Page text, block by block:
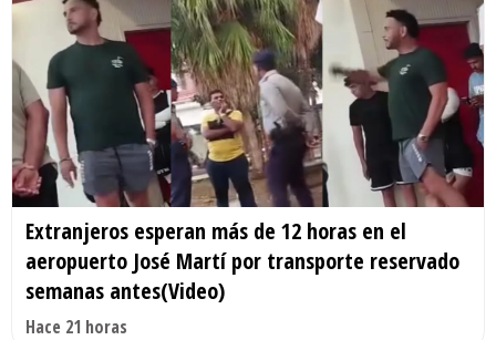
Extranjeros esperan más de 12 horas en el
aeropuerto José Martí por transporte reservado
semanas antes(Video)
Hace 21 horas